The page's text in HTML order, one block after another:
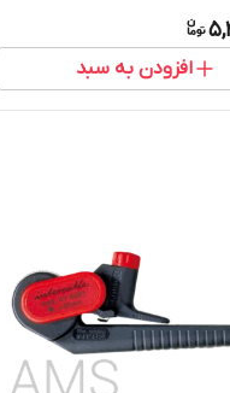
افزودن به سبد